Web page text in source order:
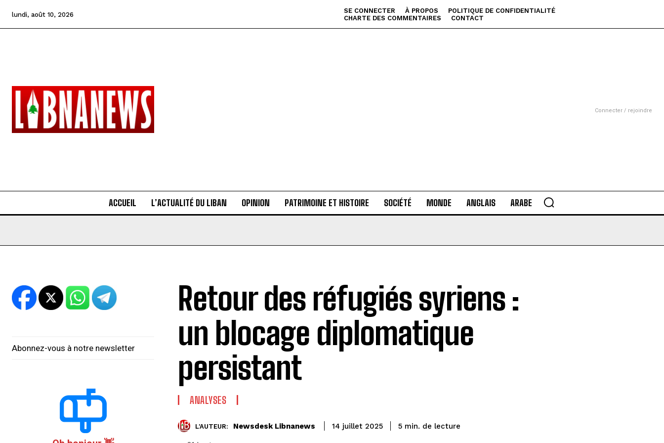
lundi, août 10, 2026 SE CONNECTER À PROPOS
POLITIQUE DE CONFIDENTIALITÉ
CHARTE DES COMMENTAIRES
CONTACT
Connecter / rejoindre
ACCUEIL L’ACTUALITÉ DU LIBAN OPINION PATRIMOINE ET HISTOIRE SOCIÉTÉ MONDE ANGLAIS ARABE
Abonnez-vous à notre newsletter
Retour des réfugiés syriens :
un blocage diplomatique
persistant
ANALYSES
L'AUTEUR: Newsdesk Libnanews 14 juillet 2025 5 min. de lecture